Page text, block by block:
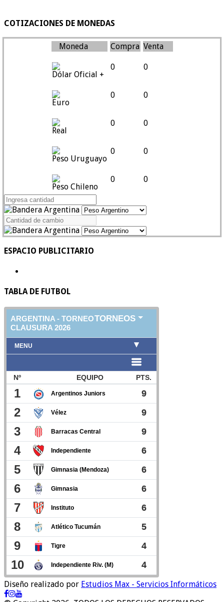
COTIZACIONES DE MONEDAS
Moneda Compra Venta
Dólar Oficial +
0 0
Euro
0 0
Real
0 0
Peso Uruguayo
0 0
Peso Chileno
0 0
ESPACIO PUBLICITARIO
TABLA DE FUTBOL
Diseño realizado por Estudios Max - Servicios Informáticos